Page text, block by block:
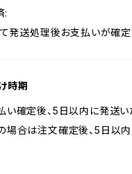
:
て発送処理後お支払いが確定
時期
い確定後、5日以内に発送い
場合は注文確定後、5日以